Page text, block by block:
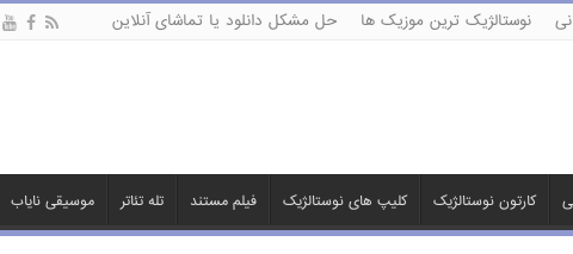
نوستالژیک ترین موزیک ها حل مشکل دانلود یا تماشای آنلاین
کارتون نوستالژیک کلیپ های نوستالژیک فیلم مستند تله تئاتر موسیقی نایاب